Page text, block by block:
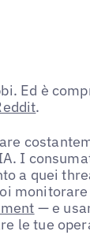
Ed è
.
I
a quei
— e
le tue